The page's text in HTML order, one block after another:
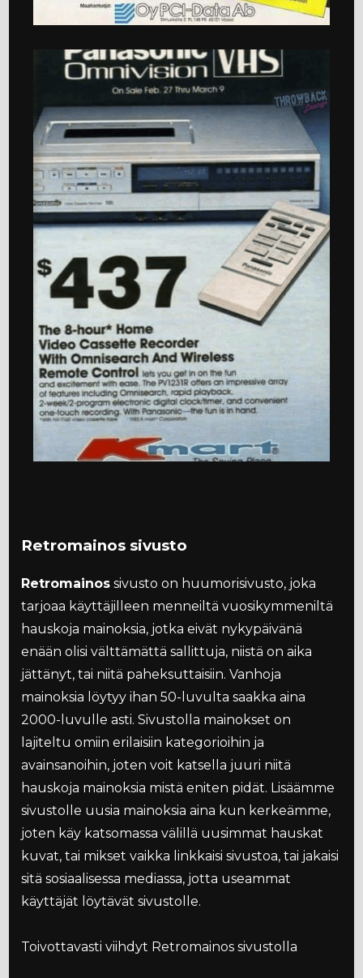
Retromainos sivusto
Retromainos sivusto on huumorisivusto, joka
tarjoaa käyttäjilleen menneiltä vuosikymmeniltä
hauskoja mainoksia, jotka eivät nykypäivänä
enään olisi välttämättä sallittuja, niistä on aika
jättänyt, tai niitä paheksuttaisiin. Vanhoja
mainoksia löytyy ihan 50-luvulta saakka aina
2000-luvulle asti. Sivustolla mainokset on
lajiteltu omiin erilaisiin kategorioihin ja
avainsanoihin, joten voit katsella juuri niitä
hauskoja mainoksia mistä eniten pidät. Lisäämme
sivustolle uusia mainoksia aina kun kerkeämme,
joten käy katsomassa välillä uusimmat hauskat
kuvat, tai mikset vaikka linkkaisi sivustoa, tai jakaisi
sitä sosiaalisessa mediassa, jotta useammat
käyttäjät löytävät sivustolle.
Toivottavasti viihdyt Retromainos sivustolla